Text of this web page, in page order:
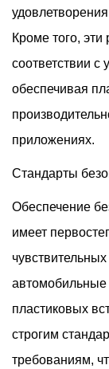
Кроме того,
соответствии с
обеспечивая
приложениях.
Стандарты
Обеспечение
имеет
пластиковых
строгим
требованиям,